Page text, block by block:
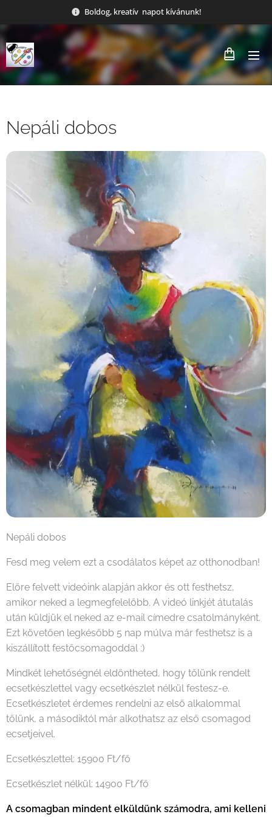
Boldog, kreatív napot kívánunk!
Nepáli dobos
Nepáli dobos
Fesd meg velem ezt a csodálatos képet az otthonodban!
Előre felvett videóink alapján akkor és ott festhetsz,
amikor neked a legmegfelelőbb. A videó linkjét átutalás
után küldjük el neked az e-mail címedre csatolmányként.
Ezt követően legkésőbb 5 nap múlva már festhetsz is a
kiszállított festőcsomagoddal :)
Mindkét lehetőségnél eldöntheted, hogy tőlünk rendelt
ecsetkészlettel vagy ecsetkészlet nélkül festesz-e.
Ecsetkészletet érdemes rendelni az első alkalommal
tőlünk, a másodiktól már alkothatsz az első csomagod
ecsetjeivel.
Ecsetkészlettel: 15900 Ft/fő
Ecsetkészlet nélkül: 14900 Ft/fő
A csomagban mindent elküldünk számodra, ami kelleni